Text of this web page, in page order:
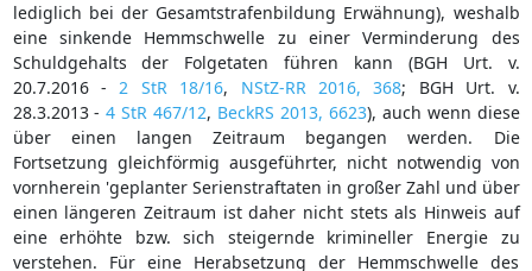
lediglich bei der Gesamtstrafenbildung Erwähnung), weshalb
eine sinkende Hemmschwelle zu einer Verminderung des
Schuldgehalts der Folgetaten führen kann (BGH Urt. v.
20.7.2016 - 2 StR 18/16, NStZ-RR 2016, 368; BGH Urt. v.
28.3.2013 -4 StR 467/12, BeckRS 2013, 6623), auch wenn diese
über einen langen Zeitraum begangen werden. Die
Fortsetzung gleichförmig ausgeführter, nicht notwendig von
vornherein 'geplanter Serienstraftaten in großer Zahl und über
einen längeren Zeitraum ist daher nicht stets als Hinweis auf
eine erhöhte bzw. sich steigernde krimineller Energie zu
verstehen. Für eine Herabsetzung der Hemmschwelle des